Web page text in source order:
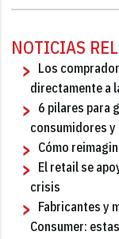
NOTICIAS
Los
directamente a
6 pilares para
consumidores y
Cómo
El retail se
crisis
Fabricantes y
Consumer: